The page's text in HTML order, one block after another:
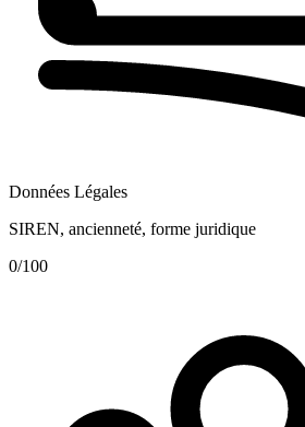
Données Légales
SIREN, ancienneté, forme juridique
0/100